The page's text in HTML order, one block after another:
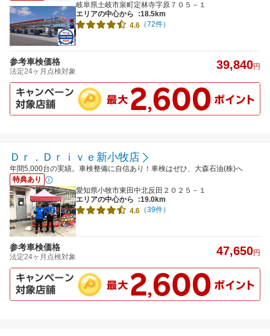
岐阜県土岐市泉町定林寺字原７０５－１
エリアの中心から
:18.5km
4.6 （72件）
参考車検価格
法定24ヶ月点検対象 39,840円
Ｄｒ．Ｄｒｉｖｅ新小牧店
年間5,000台の実績。車検整備に自信あり！車検はぜひ、大森石油(株)へ
特典あり
愛知県小牧市東田中北反田２０２５－１
エリアの中心から
:19.0km
4.6 （39件）
参考車検価格
法定24ヶ月点検対象 47,650円